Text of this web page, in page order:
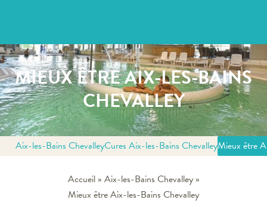
MIEUX ÊTRE AIX-LES-BAINS
CHEVALLEY
Aix-les-Bains ChevalleyCures Aix-les-Bains ChevalleyMieux être
Accueil» Aix-les-Bains Chevalley»
Mieux être Aix-les-Bains Chevalley